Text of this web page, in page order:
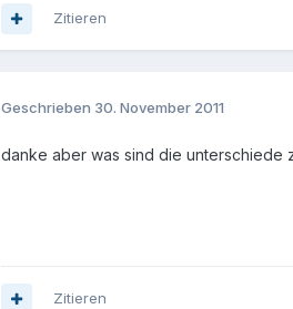
Zitieren
Geschrieben 30. November 2011
danke aber was sind die unterschiede
Zitieren